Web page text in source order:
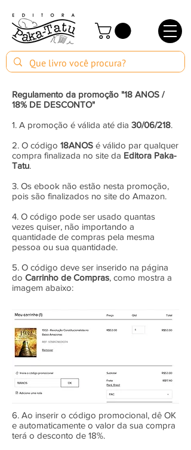
Regulamento da promoção "18 ANOS /
18% DE DESCONTO"
1. A promoção é válida até dia 30/06/218.
2. O código 18ANOS é válido par qualquer
compra finalizada no site da Editora Paka-
Tatu.
3. Os ebook não estão nesta promoção,
pois são finalizados no site do Amazon.
4. O código pode ser usado quantas
vezes quiser, não importando a
quantidade de compras pela mesma
pessoa ou sua quantidade.
5. O código deve ser inserido na página
do Carrinho de Compras, como mostra a
imagem abaixo:
6. Ao inserir o código promocional, dê OK
e automaticamente o valor da sua compra
terá o desconto de 18%.